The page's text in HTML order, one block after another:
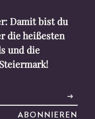
Damit bist du
die heißesten
und die